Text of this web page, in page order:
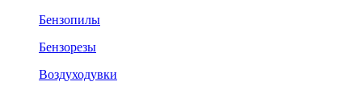
Бензопилы
Бензорезы
Воздуходувки